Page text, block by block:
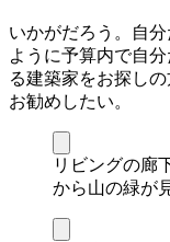
いかがだろう。自
ように予算内で自
る建築家をお探し
お勧めしたい。
リビングの廊
から山の緑が